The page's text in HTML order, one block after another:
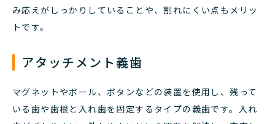
み応えがしっかりしていることや、割れにくい点もメリッ
トです。
アタッチメント義歯
マグネットやボール、ボタンなどの装置を使用し、残って
いる歯や歯根と入れ歯を固定するタイプの義歯です。入れ